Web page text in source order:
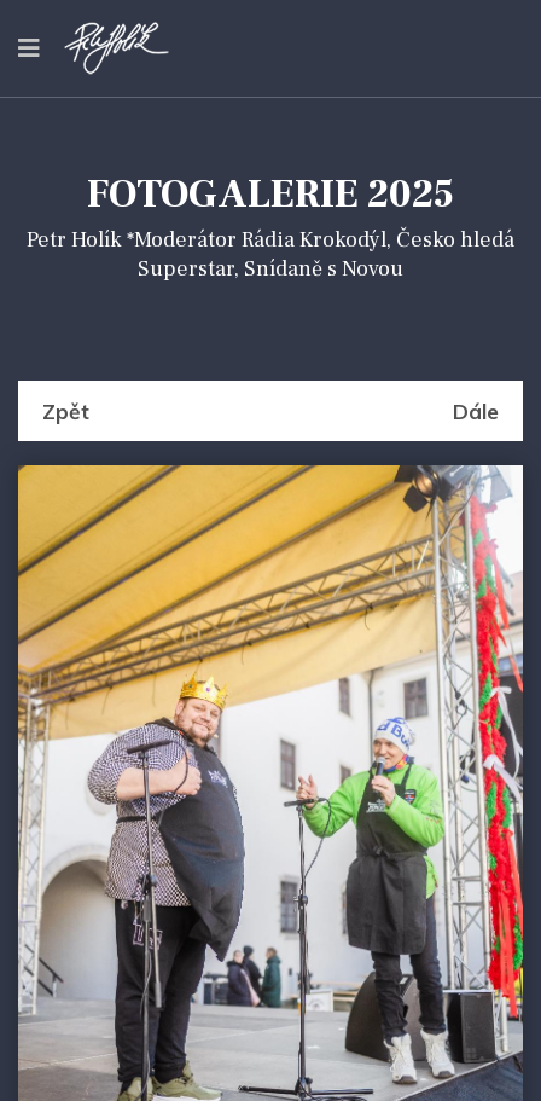
FOTOGALERIE 2025
Petr Holík *Moderátor Rádia Krokodýl, Česko hledá
Superstar, Snídaně s Novou
Zpět Dále